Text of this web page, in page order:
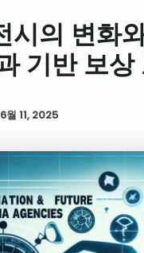
시의 변화
기반 보
6월 11, 2025